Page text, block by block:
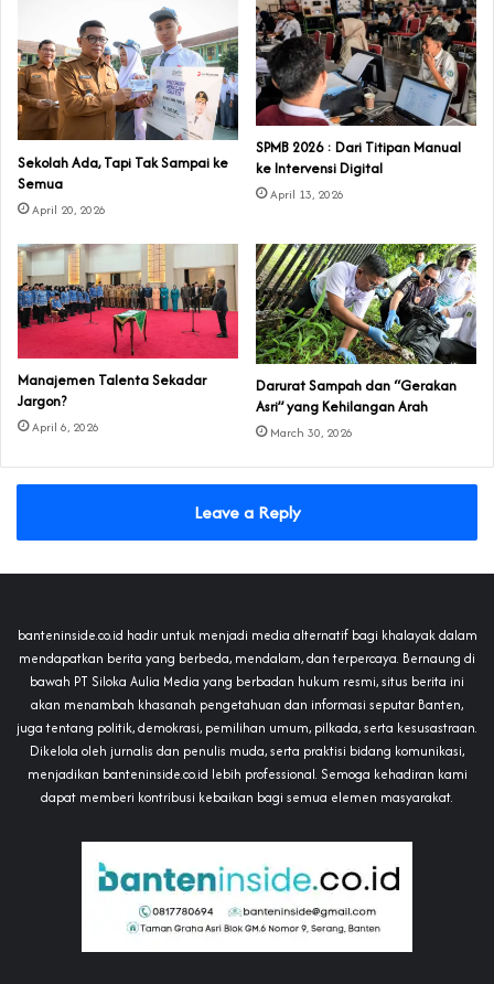
Sekolah Ada, Tapi Tak Sampai ke
Semua
April 20, 2026
SPMB 2026 : Dari Titipan Manual
ke Intervensi Digital
April 13, 2026
Manajemen Talenta Sekadar
Jargon?
April 6, 2026
Darurat Sampah dan “Gerakan
Asri” yang Kehilangan Arah
March 30, 2026
Leave a Reply
banteninside.co.id hadir untuk menjadi media alternatif bagi khalayak dalam
mendapatkan berita yang berbeda, mendalam, dan terpercaya. Bernaung di
bawah PT Siloka Aulia Media yang berbadan hukum resmi, situs berita ini
akan menambah khasanah pengetahuan dan informasi seputar Banten,
juga tentang politik, demokrasi, pemilihan umum, pilkada, serta kesusastraan.
Dikelola oleh jurnalis dan penulis muda, serta praktisi bidang komunikasi,
menjadikan banteninside.co.id lebih professional. Semoga kehadiran kami
dapat memberi kontribusi kebaikan bagi semua elemen masyarakat.